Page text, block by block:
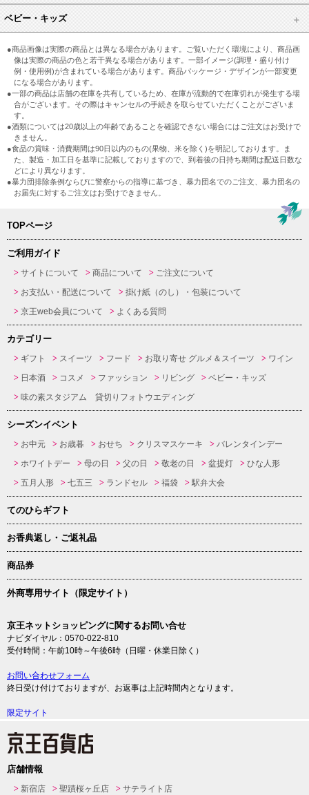
ベビー・キッズ
●商品画像は実際の商品とは異なる場合があります。ご覧いただく環境により、商品画
像は実際の商品の色と若干異なる場合があります。一部イメージ(調理・盛り付け
例・使用例)が含まれている場合があります。商品パッケージ・デザインが一部変更
になる場合があります。
●一部の商品は店舗の在庫を共有しているため、在庫が流動的で在庫切れが発生する場
合がございます。その際はキャンセルの手続きを取らせていただくことがございま
す。
●酒類については20歳以上の年齢であることを確認できない場合にはご注文はお受けで
きません。
●食品の賞味・消費期間は90日以内のもの(果物、米を除く)を明記しております。ま
た、製造・加工日を基準に記載しておりますので、到着後の日持ち期間は配送日数な
どにより異なります。
●暴力団排除条例ならびに警察からの指導に基づき、暴力団名でのご注文、暴力団名の
お届先に対するご注文はお受けできません。
TOPページ
ご利用ガイド
サイトについて 商品について
ご注文について
お支払い・配送について
掛け紙（のし）・包装について
京王web会員について
よくある質問
カテゴリー
ギフト スイーツ フード お取り寄せ グルメ＆スイーツ
ワイン
日本酒
コスメ ファッション リビング
ベビー・キッズ
味の素スタジアム 貸切りフォトウエディング
シーズンイベント
お中元 お歳暮 おせち クリスマスケーキ
バレンタインデー
ホワイトデー
母の日 父の日 敬老の日 盆提灯
ひな人形
五月人形
七五三 ランドセル 福袋 駅弁大会
てのひらギフト
お香典返し・ご返礼品
商品券
外商専用サイト（限定サイト）
京王ネットショッピングに関するお問い合せ
ナビダイヤル：0570-022-810
受付時間：午前10時～午後6時（日曜・休業日除く）
お問い合わせフォーム
終日受け付けておりますが、お返事は上記時間内となります。
限定サイト
店舗情報
新宿店 聖蹟桜ヶ丘店 サテライト店